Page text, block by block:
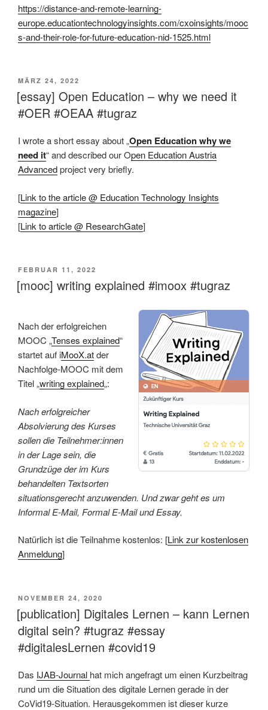
https://distance-and-remote-learning-
europe.educationtechnologyinsights.com/cxoinsights/mooc
s-and-their-role-for-future-education-nid-1525.html
VERÖFFENTLICHT
AM
MÄRZ 24, 2022
[essay] Open Education – why we need it
#OER #OEAA #tugraz
I wrote a short essay about „Open Education why we
need it“ and described our Open Education Austria
Advancedproject very briefly.
[Link to the article @ Education Technology Insights
magazine]
[Link to article @ ResearchGate]
VERÖFFENTLICHT
AM
FEBRUAR 11, 2022
[mooc] writing explained #imoox #tugraz
Nach der erfolgreichen
MOOC „Tenses explained“
startet auf iMooX.atder
Nachfolge-MOOC mit dem
Titel „writing explained„:
Nach erfolgreicher
Absolvierung des Kurses
sollen die Teilnehmer:innen
in der Lage sein, die
Grundzüge der im Kurs
behandelten Textsorten
situationsgerecht anzuwenden. Und zwar geht es um
Informal E-Mail, Formal E-Mail und Essay.
Natürlich ist die Teilnahme kostenlos: [Link zur kostenlosen
Anmeldung]
VERÖFFENTLICHT
AM
NOVEMBER 24, 2020
[publication] Digitales Lernen – kann Lernen
digital sein? #tugraz #essay
#digitalesLernen #covid19
Das IJAB-Journal hat mich angefragt um einen Kurzbeitrag
rund um die Situation des digitale Lernen gerade in der
CoVid19-Situation. Herausgekommen ist dieser kurze